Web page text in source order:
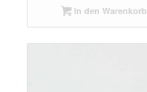
In den Warenkorb